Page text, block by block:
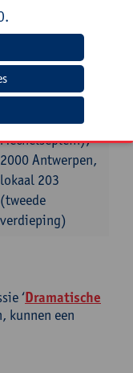
Locatie
Universiteit
Antwerpen,
Boogkeers 5 (aan
Mechelseplein),
2000 Antwerpen,
lokaal 203
(tweede
verdieping)
‘Dramatische
kunnen een